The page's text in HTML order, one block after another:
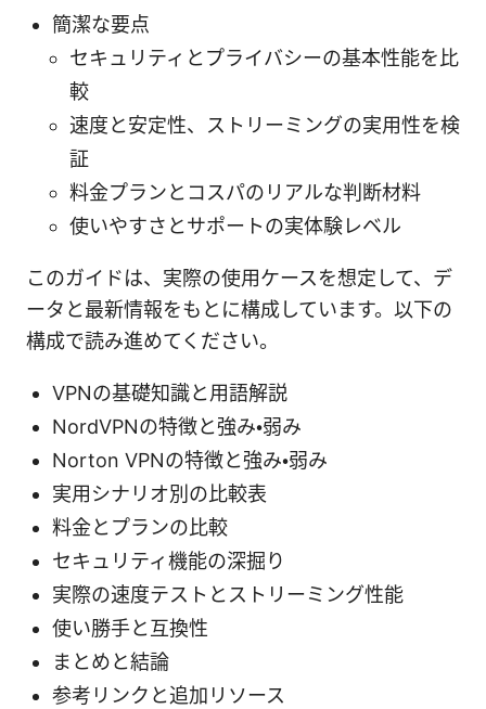
簡潔な要点
セキュリティとプライバシーの基本性能を比
較
速度と安定性、ストリーミングの実用性を検
証
料金プランとコスパのリアルな判断材料
使いやすさとサポートの実体験レベル
このガイドは、実際の使用ケースを想定して、デ
ータと最新情報をもとに構成しています。以下の
構成で読み進めてください。
VPNの基礎知識と用語解説
NordVPNの特徴と強み・弱み
Norton VPNの特徴と強み・弱み
実用シナリオ別の比較表
料金とプランの比較
セキュリティ機能の深掘り
実際の速度テストとストリーミング性能
使い勝手と互換性
まとめと結論
参考リンクと追加リソース